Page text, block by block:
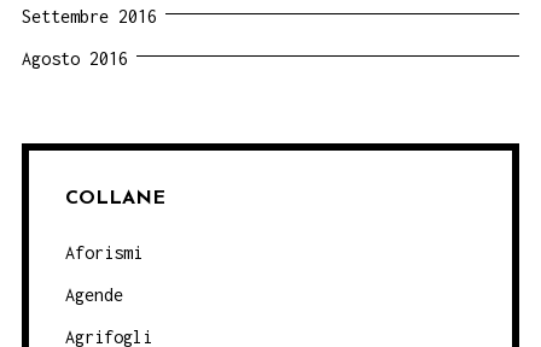
Settembre 2016
Agosto 2016
COLLANE
Aforismi
Agende
Agrifogli